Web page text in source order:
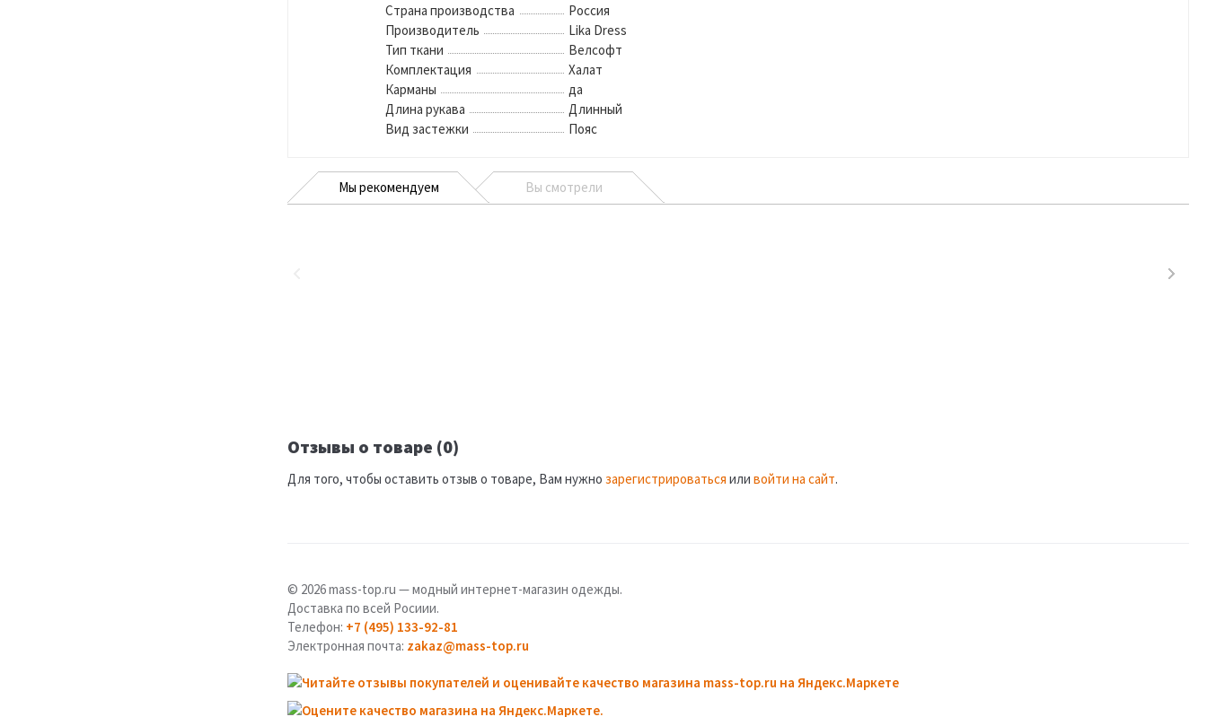
Страна производства
Россия
Производитель
Lika Dress
Тип ткани
Велсофт
Комплектация
Халат
Карманы
да
Длина рукава
Длинный
Вид застежки
Пояс
Мы рекомендуем Вы смотрели
Отзывы о товаре (0)
Для того, чтобы оставить отзыв о товаре, Вам нужно зарегистрироваться или войти на сайт.
© 2026 mass-top.ru — модный интернет-магазин одежды.
Доставка по всей Росиии.
Телефон: +7 (495) 133-92-81
Электронная почта: zakaz@mass-top.ru